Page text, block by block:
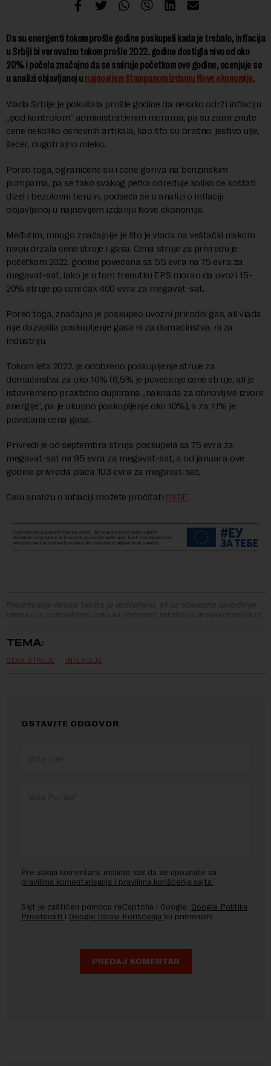
Da su energenti tokom prošle godine poskupeli kada je trebalo, inflacija
u Srbiji bi verovatno tokom prošle 2022. godine dostigla nivo od oko
20% i počela značajno da se smiruje početkom ove godine, ocenjuje se
u analizi objavljanoj u najnovijem štampanom izdanju Nove ekonomije.
Vlada Srbije je pokušala prošle godine da nekako održi inflaciju
„pod kontrolom“ administrativnim merama, pa su zamrznute
cene nekoliko osnovnih artikala, kao što su brašno, jestivo ulјe,
šećer, dugotrajno mleko.
Pored toga, ograničene su i cene goriva na benzinskim
pumpama, pa se tako svakog petka određuje koliko će koštati
dizel i bezolovni benzin, podseća se u analizi o inflaciji
objavljenoj u najnovijem izdanju Nove ekonomije.
Međutim, mnogo značajnije je što je vlada na veštački niskom
nivou držala cene struje i gasa. Cena struje za privredu je
početkom 2022. godine povećana sa 55 evra na 75 evra za
megavat-sat, iako je u tom trenutku EPS morao da uvozi 15-
20% struje po ceni čak 400 evra za megavat-sat.
Pored toga, značajno je poskupeo uvozni prirodni gas, ali vlada
nije dozvolila poskuplјenje gasa ni za domaćinstva, ni za
industriju.
Tokom leta 2022. je odobreno poskuplјenje struje za
domaćinstva za oko 10% (6,5% je povećanje cene struje, ali je
istovremeno praktično duplirana „naknada za obnovlјive izvore
energije“, pa je ukupno poskuplјenje oko 10%), a za 11% je
povećana cena gasa.
Privredi je od septembra struja poskupela sa 75 evra za
megavat-sat na 95 evra za megavat-sat, a od januara ove
godine privreda plaća 103 evra za megavat-sat.
Celu analizu o inflaciji možete pročitati OVDE.
Preuzimanje delova teksta je dozvoljeno, ali uz obavezno navođenje
izvora i uz postavljanje linka ka izvornom tekstu na novaekonomija.rs
TEMA:
CENA STRUJE INFLACIJA
OSTAVITE ODGOVOR
Pre slanja komentara, molimo vas da se upoznate sa
pravilima komentarisanja i pravilima korišćenja sajta.
Sajt je zaštićen pomocu reCaptcha i Google. Google Politika
Privatnosti i Google Uslovi Korišćenja su primenjeni.